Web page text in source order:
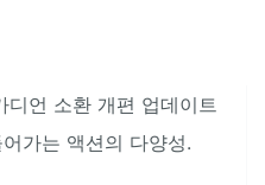
언 소환 개편 업데이트
가는 액션의 다양성.